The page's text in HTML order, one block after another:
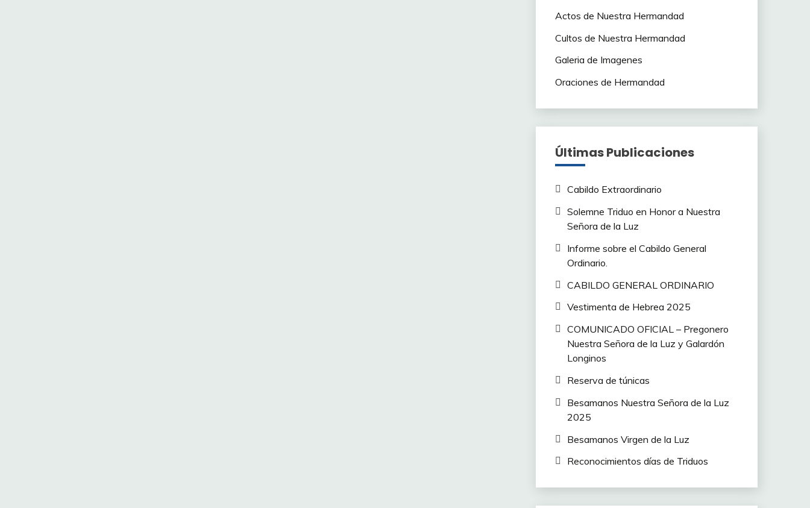
Actos de Nuestra Hermandad
Cultos de Nuestra Hermandad
Galeria de Imagenes
Oraciones de Hermandad
Últimas Publicaciones
Cabildo Extraordinario
Solemne Triduo en Honor a Nuestra
Señora de la Luz
Informe sobre el Cabildo General
Ordinario.
CABILDO GENERAL ORDINARIO
Vestimenta de Hebrea 2025
COMUNICADO OFICIAL – Pregonero
Nuestra Señora de la Luz y Galardón
Longinos
Reserva de túnicas
Besamanos Nuestra Señora de la Luz
2025
Besamanos Virgen de la Luz
Reconocimientos días de Triduos